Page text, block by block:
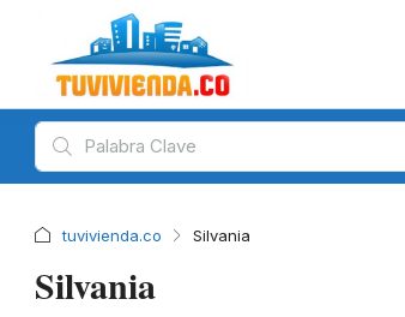
tuvivienda.co Silvania
Silvania